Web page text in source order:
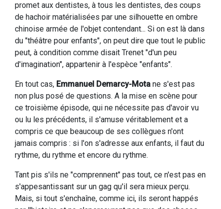
promet aux dentistes, à tous les dentistes, des coups
de hachoir matérialisées par une silhouette en ombre
chinoise armée de l'objet contendant... Si on est là dans
du "théâtre pour enfants", on peut dire que tout le public
peut, à condition comme disait Trenet "d'un peu
d'imagination", appartenir à l'espèce "enfants".
En tout cas, Emmanuel Demarcy-Mota ne s'est pas
non plus posé de questions. A la mise en scène pour
ce troisième épisode, qui ne nécessite pas d'avoir vu
ou lu les précédents, il s'amuse véritablement et a
compris ce que beaucoup de ses collègues n'ont
jamais compris : si l'on s'adresse aux enfants, il faut du
rythme, du rythme et encore du rythme.
Tant pis s'ils ne "comprennent" pas tout, ce n'est pas en
s'appesantissant sur un gag qu'il sera mieux perçu.
Mais, si tout s'enchaîne, comme ici, ils seront happés